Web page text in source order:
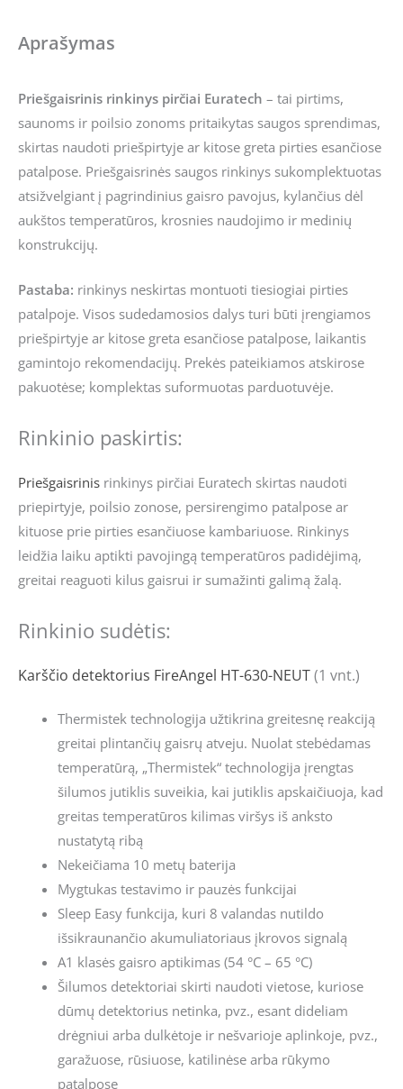
Aprašymas
Priešgaisrinis rinkinys pirčiai Euratech – tai pirtims,
saunoms ir poilsio zonoms pritaikytas saugos sprendimas,
skirtas naudoti priešpirtyje ar kitose greta pirties esančiose
patalpose. Priešgaisrinės saugos rinkinys sukomplektuotas
atsižvelgiant į pagrindinius gaisro pavojus, kylančius dėl
aukštos temperatūros, krosnies naudojimo ir medinių
konstrukcijų.
Pastaba: rinkinys neskirtas montuoti tiesiogiai pirties
patalpoje. Visos sudedamosios dalys turi būti įrengiamos
priešpirtyje ar kitose greta esančiose patalpose, laikantis
gamintojo rekomendacijų. Prekės pateikiamos atskirose
pakuotėse; komplektas suformuotas parduotuvėje.
Rinkinio paskirtis:
Priešgaisrinis rinkinys pirčiai Euratech skirtas naudoti
priepirtyje, poilsio zonose, persirengimo patalpose ar
kituose prie pirties esančiuose kambariuose. Rinkinys
leidžia laiku aptikti pavojingą temperatūros padidėjimą,
greitai reaguoti kilus gaisrui ir sumažinti galimą žalą.
Rinkinio sudėtis:
Karščio detektorius FireAngel HT-630-NEUT(1 vnt.)
Thermistek technologija užtikrina greitesnę reakciją
greitai plintančių gaisrų atveju. Nuolat stebėdamas
temperatūrą, „Thermistek“ technologija įrengtas
šilumos jutiklis suveikia, kai jutiklis apskaičiuoja, kad
greitas temperatūros kilimas viršys iš anksto
nustatytą ribą
Nekeičiama 10 metų baterija
Mygtukas testavimo ir pauzės funkcijai
Sleep Easy funkcija, kuri 8 valandas nutildo
išsikraunančio akumuliatoriaus įkrovos signalą
A1 klasės gaisro aptikimas (54 °C – 65 °C)
Šilumos detektoriai skirti naudoti vietose, kuriose
dūmų detektorius netinka, pvz., esant dideliam
drėgniui arba dulkėtoje ir nešvarioje aplinkoje, pvz.,
garažuose, rūsiuose, katilinėse arba rūkymo
patalpose